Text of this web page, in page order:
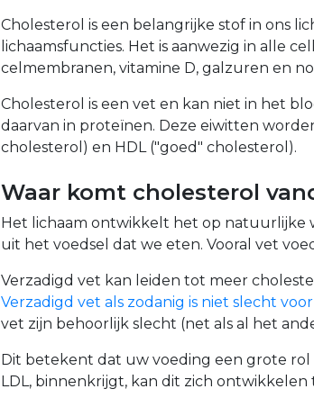
Cholesterol is een belangrijke stof in ons
lichaamsfuncties. Het is aanwezig in alle
celmembranen, vitamine D, galzuren en
Cholesterol is een vet en kan niet in het
daarvan in proteïnen. Deze eiwitten
cholesterol) en HDL ("goed" cholesterol).
Waar komt cholesterol
Het lichaam ontwikkelt het op natuurlijke
uit het voedsel dat we eten. Vooral vet
Verzadigd vet kan leiden tot meer
Verzadigd vet als zodanig is niet slecht
vet zijn behoorlijk slecht (net als al het
Dit betekent dat uw voeding een grote
LDL, binnenkrijgt, kan dit zich